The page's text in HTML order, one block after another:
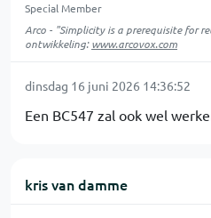
Special Member
Arco - "Simplicity is a prerequisite for
ontwikkeling:www.arcovox.com
dinsdag 16 juni 2026 14:36:52
Een BC547 zal ook wel
kris van damme